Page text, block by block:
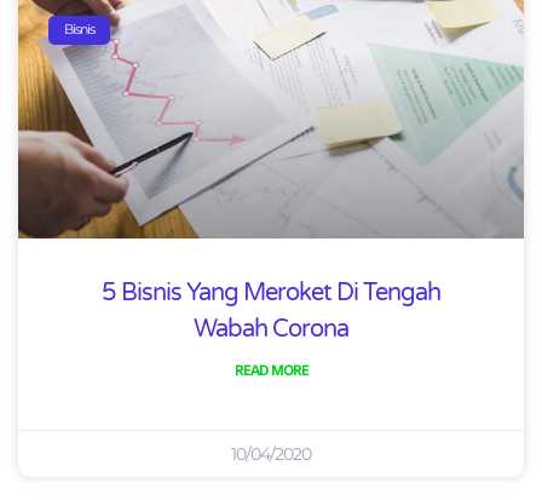
Bisnis
5 Bisnis Yang Meroket Di Tengah
Wabah Corona
READ MORE
10/04/2020